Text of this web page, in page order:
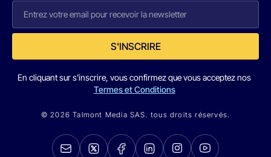
S'INSCRIRE
En cliquant sur s'inscrire, vous confirmez que vous acceptez nos
Termes et Conditions
© 2026 Talmont Media SAS. tous droits réservés.